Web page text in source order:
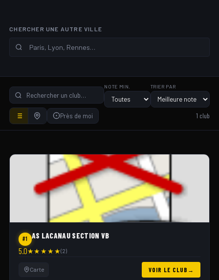
CHERCHER UNE AUTRE VILLE
NOTE MIN. TRIER PAR
Près de moi 1 club
#1 AS LACANAU SECTION VB
5.0★★★★★(2)
Carte VOIR LE CLUB